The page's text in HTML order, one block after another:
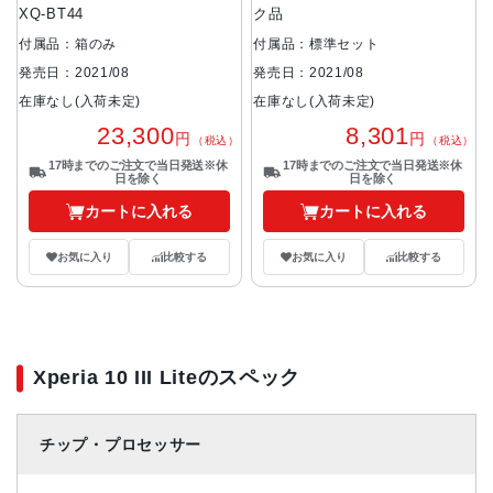
XQ-BT44
付属品：箱のみ
発売日：2021/08
在庫なし(入荷未定)
23,300円 （税込）
17時までのご注文で当日発送※休
日を除く
カートに入れる
お気に入り 比較する
ク品
付属品：標準セット
発売日：2021/08
在庫なし(入荷未定)
8,301円 （税込）
17時までのご注文で当日発送※休
日を除く
カートに入れる
お気に入り 比較する
Xperia 10 III Liteのスペック
チップ・プロセッサー